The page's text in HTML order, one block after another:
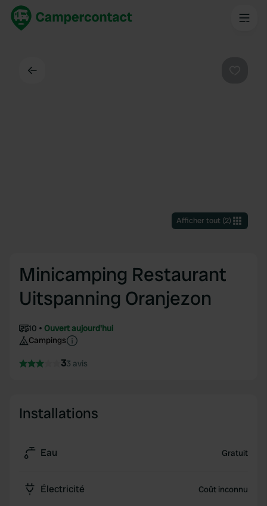
Afficher tout(2)
Minicamping Restaurant
Uitspanning Oranjezon
10
Ouvert aujourd'hui
Campings
33 avis
Installations
Eau Gratuit
Électricité Coût inconnu